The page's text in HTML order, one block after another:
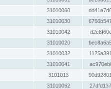
31010060
31010030
31010042
31010020
31010032
31010041
3101013
31010062